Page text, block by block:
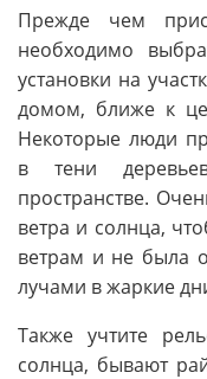
Прежде чем
необходимо
установки на
домом, ближе к
Некоторые люди
в тени
пространстве.
ветра и солнца,
ветрам и не была
лучами в жаркие
Также учтите
солнца, бывают